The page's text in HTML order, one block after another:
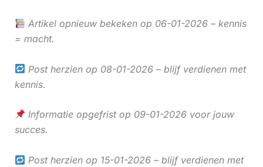
Artikel opnieuw bekeken op 06-01-2026 – kennis
= macht.
Post herzien op 08-01-2026 – blijf verdienen met
kennis.
Informatie opgefrist op 09-01-2026 voor jouw
succes.
Post herzien op 15-01-2026 – blijf verdienen met